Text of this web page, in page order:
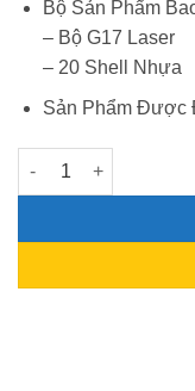
Bộ Sản Phẩm
– Bộ G17 Laser
– 20 Shell Nhựa
Sản Phẩm Được
G17 - Glock 17 Gen